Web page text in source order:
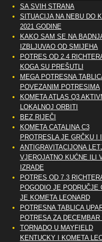
SA SVIH STRANA
SITUACIJA NA NEBU DO
2021 GODINE
KAKO SAM SE NA
IZBLJUVAO OD SMIJEHA
POTRES OD 2.4
KOGA SU PREŠUTLI
MEGA POTRESNA
POVEZANIM POTRESIMA
KOMETA ATLAS Q3
LOKALNOJ ORBITI
BEZ RIJEČI
KOMETA CATALINA C3
PROTRESLA JE GRČKU I
ANTIGRAVITACIJONA
VJEROJATNO KUĆNE ILI
IZRADE
POTRES OD 7.3
POGODIO JE PODRUČJE
JE KOMETA LEONARD
POTRESNA TABLICA
POTRESA ZA DECEMBAR
TORNADO U MAYFIELD
KENTUCKY I KOMETA